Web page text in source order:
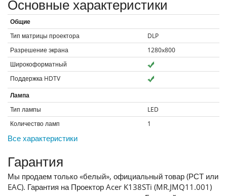
Основные характеристики
Общие
Тип матрицы проектора
DLP
Разрешение экрана
1280x800
Широкоформатный
Поддержка HDTV
Лампа
Тип лампы
LED
Количество ламп
1
Все характеристики
Гарантия
Мы продаем только «белый», официальный товар (РСТ или
EAC). Гарантия на Проектор Acer K138STi (MR.JMQ11.001)